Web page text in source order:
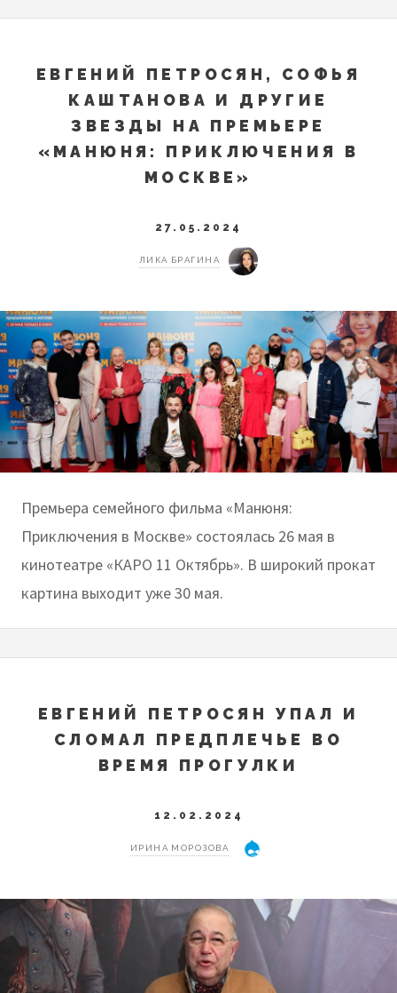
ЕВГЕНИЙ ПЕТРОСЯН, СОФЬЯ
КАШТАНОВА И ДРУГИЕ
ЗВЕЗДЫ НА ПРЕМЬЕРЕ
«МАНЮНЯ: ПРИКЛЮЧЕНИЯ В
МОСКВЕ»
27.05.2024
ЛИКА БРАГИНА
Премьера семейного фильма «Манюня:
Приключения в Москве» состоялась 26 мая в
кинотеатре «КАРО 11 Октябрь». В широкий прокат
картина выходит уже 30 мая.
ЕВГЕНИЙ ПЕТРОСЯН УПАЛ И
СЛОМАЛ ПРЕДПЛЕЧЬЕ ВО
ВРЕМЯ ПРОГУЛКИ
12.02.2024
ИРИНА МОРОЗОВА